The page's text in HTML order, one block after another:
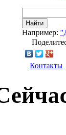
Найти
Например:
Контакты